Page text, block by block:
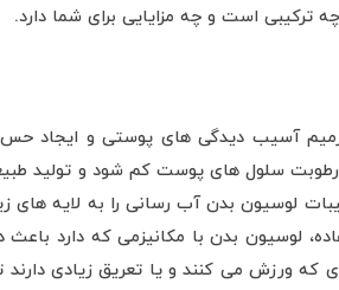
ترکیبی است و چه مزایایی برای شما دارد.
آسیب دیدگی های پوستی و ایجاد حس
سلول های پوست کم شود و تولید
لوسیون بدن آب رسانی را به لایه
لوسیون بدن با مکانیزمی که
که ورزش می کنند و یا تعریق زیادی